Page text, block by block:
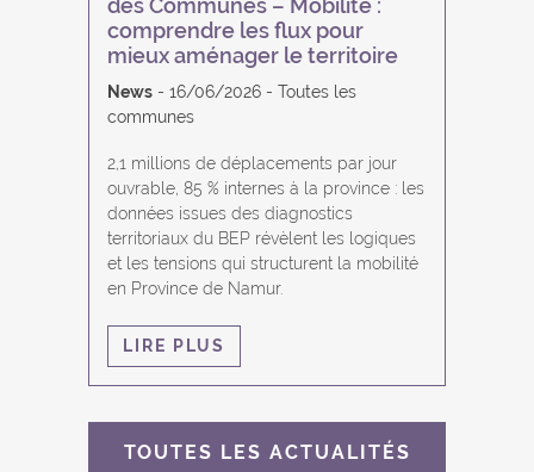
des Communes – Mobilité :
comprendre les flux pour
mieux aménager le territoire
News 16/06/2026
Toutes les
communes
2,1 millions de déplacements par jour
ouvrable, 85 % internes à la province : les
données issues des diagnostics
territoriaux du BEP révèlent les logiques
et les tensions qui structurent la mobilité
en Province de Namur.
LIRE PLUS
TOUTES LES ACTUALITÉS